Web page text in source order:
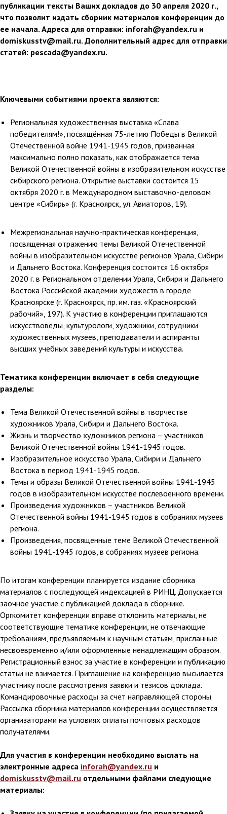
публикации тексты Ваших докладов до 30 апреля 2020 г.,
что позволит издать сборник материалов конференции до
ее начала. Адреса для отправки: inforah@yandex.ru и
domiskusstv@mail.ru. Дополнительный адрес для отправки
статей: pescada@yandex.ru.
Ключевыми событиями проекта являются:
Региональная художественная выставка «Слава
победителям!», посвящённая 75-летию Победы в Великой
Отечественной войне 1941-1945 годов, призванная
максимально полно показать, как отображается тема
Великой Отечественной войны в изобразительном искусстве
сибирского региона. Открытие выставки состоится 15
октября 2020 г. в Международном выставочно-деловом
центре «Сибирь» (г. Красноярск, ул. Авиаторов, 19).
Межрегиональная научно-практическая конференция,
посвященная отражению темы Великой Отечественной
войны в изобразительном искусстве регионов Урала, Сибири
и Дальнего Востока. Конференция состоится 16 октября
2020 г. в Региональном отделении Урала, Сибири и Дальнего
Востока Российской академии художеств в городе
Красноярске (г. Красноярск, пр. им. газ. «Красноярский
рабочий», 197). К участию в конференции приглашаются
искусствоведы, культурологи, художники, сотрудники
художественных музеев, преподаватели и аспиранты
высших учебных заведений культуры и искусства.
Тематика конференции включает в себя следующие
разделы:
Тема Великой Отечественной войны в творчестве
художников Урала, Сибири и Дальнего Востока.
Жизнь и творчество художников региона – участников
Великой Отечественной войны 1941-1945 годов.
Изобразительное искусство Урала, Сибири и Дальнего
Востока в период 1941-1945 годов.
Темы и образы Великой Отечественной войны 1941-1945
годов в изобразительном искусстве послевоенного времени.
Произведения художников – участников Великой
Отечественной войны 1941-1945 годов в собраниях музеев
региона.
Произведения, посвященные теме Великой Отечественной
войны 1941-1945 годов, в собраниях музеев региона.
По итогам конференции планируется издание сборника
материалов с последующей индексацией в РИНЦ. Допускается
заочное участие с публикацией доклада в сборнике.
Оргкомитет конференции вправе отклонить материалы, не
соответствующие тематике конференции, не отвечающие
требованиям, предъявляемым к научным статьям, присланные
несвоевременно и/или оформленные ненадлежащим образом.
Регистрационный взнос за участие в конференции и публикацию
статьи не взимается. Приглашение на конференцию высылается
участнику после рассмотрения заявки и тезисов доклада.
Командировочные расходы за счет направляющей стороны.
Рассылка сборника материалов конференции осуществляется
организаторами на условиях оплаты почтовых расходов
получателями.
Для участия в конференции необходимо выслать на
электронные адреса inforah@yandex.ru и
domiskusstv@mail.ru отдельными файлами следующие
материалы: